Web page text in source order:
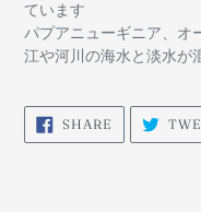
ています
パプアニューギニア、オ
江や河川の海水と淡水が
SHARE SHARE
FACEBOOK